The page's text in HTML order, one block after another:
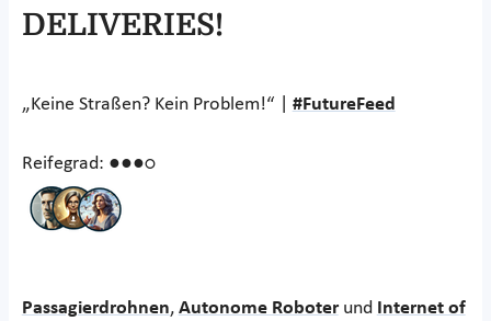
DELIVERIES!
„Keine Straßen? Kein Problem!“ | #FutureFeed
Reifegrad: ●●●○
Passagierdrohnen, Autonome Roboterund Internet of